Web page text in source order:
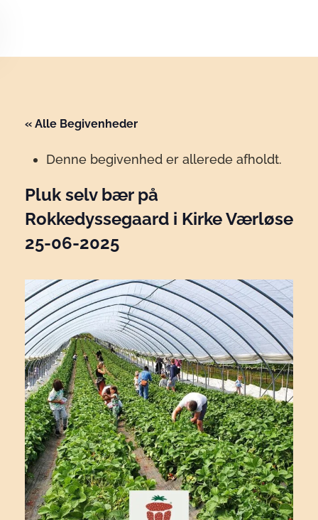
« Alle Begivenheder
Denne begivenhed er allerede afholdt.
Pluk selv bær på
Rokkedyssegaard i Kirke Værløse
25-06-2025